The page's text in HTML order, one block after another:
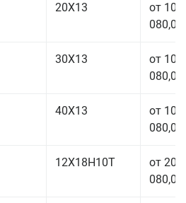
20Х13
от 101
080,00
30Х13
от 101
080,00
40Х13
от 101
080,00
12Х18Н10Т
от 208
080,00